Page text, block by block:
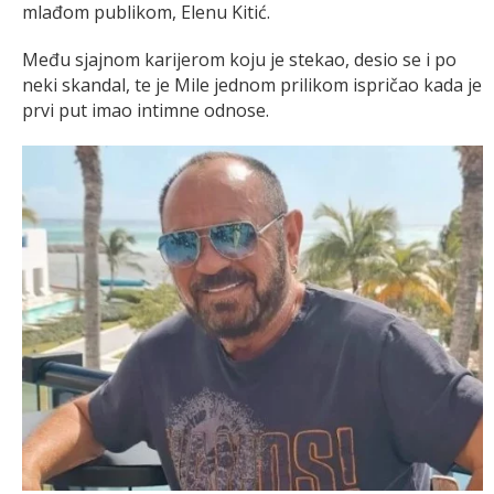
mlađom publikom, Elenu Kitić.
Među sjajnom karijerom koju je stekao, desio se i po
neki skandal, te je Mile jednom prilikom ispričao kada je
prvi put imao intimne odnose.